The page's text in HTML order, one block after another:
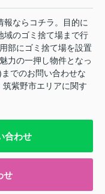
報ならコチラ。目的に
域のゴミ捨て場まで行
部にゴミ捨て場を設置
力の一押し物件となっ
でのお問い合わせな
紫野市エリアに関す
合わせ
せ